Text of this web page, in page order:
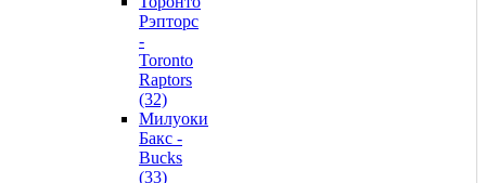
Рэпторс
-
Toronto
Raptors
(32)
Милуоки
Бакс -
Bucks
(33)